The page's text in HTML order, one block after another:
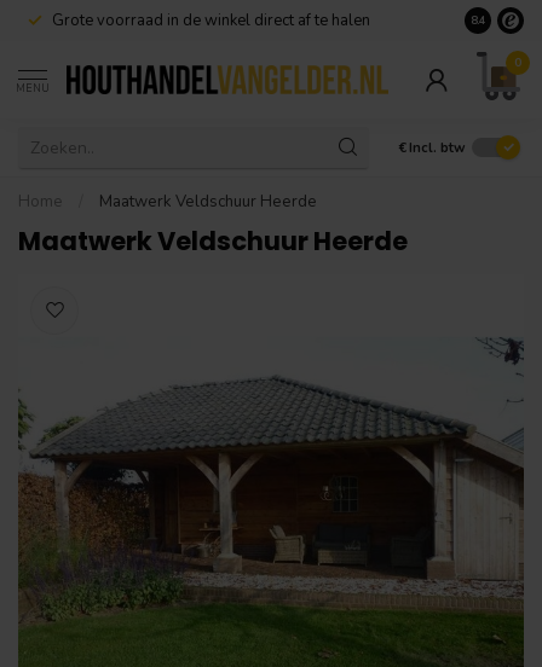
Grote voorraad in de winkel direct af te halen 8.4
MENU
0
€ Incl. btw
Home Maatwerk Veldschuur Heerde
Maatwerk Veldschuur Heerde